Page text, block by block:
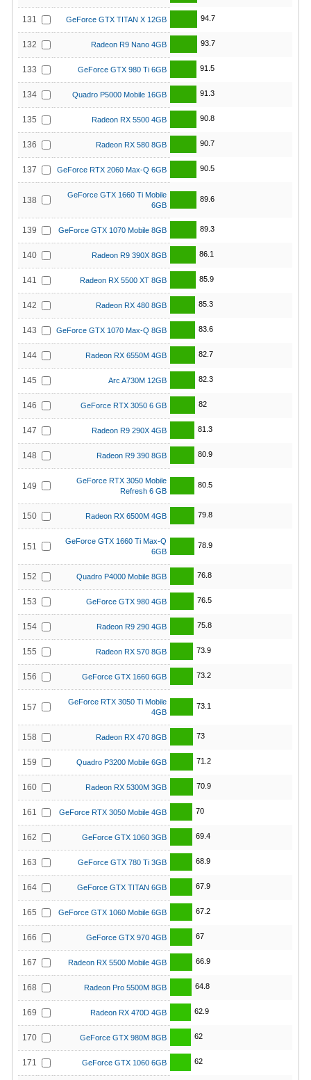
131 GeForce GTX TITAN X 12GB 94.7
132 Radeon R9 Nano 4GB 93.7
133 GeForce GTX 980 Ti 6GB 91.5
134 Quadro P5000 Mobile 16GB 91.3
135 Radeon RX 5500 4GB 90.8
136 Radeon RX 580 8GB 90.7
137 GeForce RTX 2060 Max-Q 6GB 90.5
138
GeForce GTX 1660 Ti Mobile
6GB
89.6
139 GeForce GTX 1070 Mobile 8GB 89.3
140 Radeon R9 390X 8GB 86.1
141 Radeon RX 5500 XT 8GB 85.9
142 Radeon RX 480 8GB 85.3
143 GeForce GTX 1070 Max-Q 8GB 83.6
144 Radeon RX 6550M 4GB 82.7
145 Arc A730M 12GB 82.3
146 GeForce RTX 3050 6 GB 82
147 Radeon R9 290X 4GB 81.3
148 Radeon R9 390 8GB 80.9
149
GeForce RTX 3050 Mobile
Refresh 6 GB
80.5
150 Radeon RX 6500M 4GB 79.8
151
GeForce GTX 1660 Ti Max-Q
6GB
78.9
152 Quadro P4000 Mobile 8GB 76.8
153 GeForce GTX 980 4GB 76.5
154 Radeon R9 290 4GB 75.8
155 Radeon RX 570 8GB 73.9
156 GeForce GTX 1660 6GB 73.2
157
GeForce RTX 3050 Ti Mobile
4GB
73.1
158 Radeon RX 470 8GB 73
159 Quadro P3200 Mobile 6GB 71.2
160 Radeon RX 5300M 3GB 70.9
161 GeForce RTX 3050 Mobile 4GB 70
162 GeForce GTX 1060 3GB 69.4
163 GeForce GTX 780 Ti 3GB 68.9
164 GeForce GTX TITAN 6GB 67.9
165 GeForce GTX 1060 Mobile 6GB 67.2
166 GeForce GTX 970 4GB 67
167 Radeon RX 5500 Mobile 4GB 66.9
168 Radeon Pro 5500M 8GB 64.8
169 Radeon RX 470D 4GB 62.9
170 GeForce GTX 980M 8GB 62
171 GeForce GTX 1060 6GB 62